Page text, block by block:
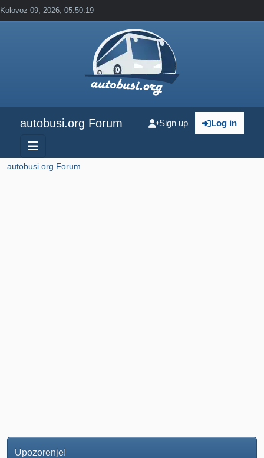
Kolovoz 09, 2026, 05:50:19
autobusi.org Forum Log in
Sign up
autobusi.org Forum
Upozorenje!